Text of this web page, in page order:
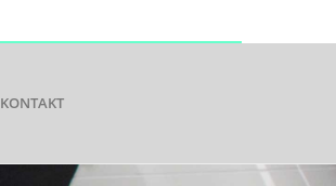
KONTAKT